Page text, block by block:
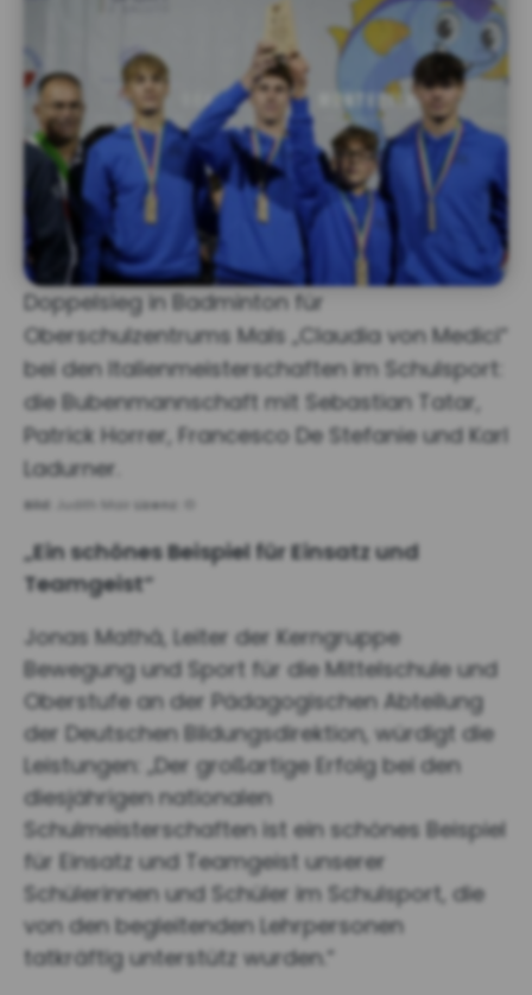
Doppelsieg in Badminton für
Oberschulzentrums Mals „Claudia von Medici“
bei den Italienmeisterschaften im Schulsport:
die Bubenmannschaft mit Sebastian Tatar,
Patrick Horrer, Francesco De Stefanie und Karl
Ladurner.
Bild: Lizenz:
„Ein schönes Beispiel für Einsatz und
Teamgeist“
Jonas Mathá, Leiter der Kerngruppe
Bewegung und Sport für die Mittelschule und
Oberstufe an der Pädagogischen Abteilung
der Deutschen Bildungsdirektion, würdigt die
Leistungen: „Der großartige Erfolg bei den
diesjährigen nationalen
Schulmeisterschaften ist ein schönes Beispiel
für Einsatz und Teamgeist unserer
Schülerinnen und Schüler im Schulsport, die
von den begleitenden Lehrpersonen
tatkräftig unterstütz wurden.“